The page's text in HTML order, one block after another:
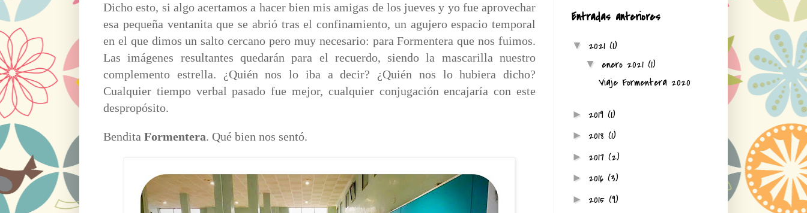
Dicho esto, si algo acertamos a hacer bien mis amigas de los jueves y yo fue aprovechar
esa pequeña ventanita que se abrió tras el confinamiento, un agujero espacio temporal
en el que dimos un salto cercano pero muy necesario: para Formentera que nos fuimos.
Las imágenes resultantes quedarán para el recuerdo, siendo la mascarilla nuestro
complemento estrella. ¿Quién nos lo iba a decir? ¿Quién nos lo hubiera dicho?
Cualquier tiempo verbal pasado fue mejor, cualquier conjugación encajaría con este
despropósito.
Bendita Formentera. Qué bien nos sentó.
Entradas anteriores
▼ 2021 (1)
▼ enero 2021 (1)
Viaje Formentera 2020
► 2019 (1)
► 2018 (1)
► 2017 (2)
► 2016 (3)
► 2015 (9)